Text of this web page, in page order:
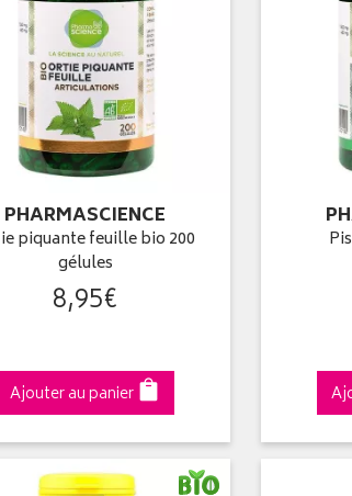
PHARMASCIENCE
piquante feuille bio 200
gélules
8,95€
Ajouter au panier